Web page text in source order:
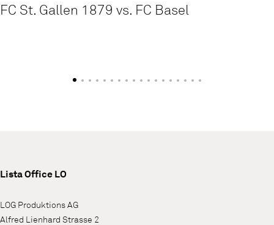
FC St. Gallen 1879 vs. FC Basel
Lista Office LO
LOG Produktions AG
Alfred Lienhard Strasse 2